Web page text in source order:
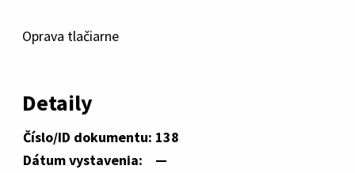
Oprava tlačiarne
Detaily
Číslo/ID dokumentu: 138
Dátum vystavenia:
—